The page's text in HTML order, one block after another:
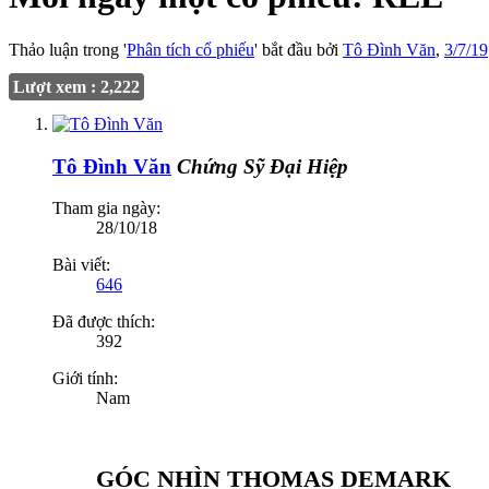
Thảo luận trong 'Phân tích cổ phiếu' bắt đầu bởi Tô Đình Văn, 3/7/19
Lượt xem : 2,222
Tô Đình Văn Chứng Sỹ Đại Hiệp
Tham gia ngày:
28/10/18
Bài viết:
646
Đã được thích:
392
Giới tính:
Nam
GÓC NHÌN THOMAS DEMARK